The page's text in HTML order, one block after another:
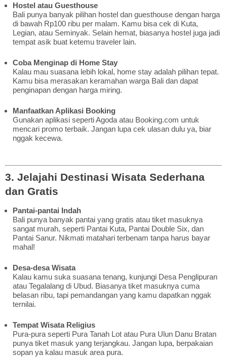
Hostel atau Guesthouse
Bali punya banyak pilihan hostel dan guesthouse dengan harga
di bawah Rp100 ribu per malam. Kamu bisa cek di Kuta,
Legian, atau Seminyak. Selain hemat, biasanya hostel juga jadi
tempat asik buat ketemu traveler lain.
Coba Menginap di Home Stay
Kalau mau suasana lebih lokal, home stay adalah pilihan tepat.
Kamu bisa merasakan keramahan warga Bali dan dapat
penginapan dengan harga miring.
Manfaatkan Aplikasi Booking
Gunakan aplikasi seperti Agoda atau Booking.com untuk
mencari promo terbaik. Jangan lupa cek ulasan dulu ya, biar
nggak kecewa.
3. Jelajahi Destinasi Wisata Sederhana
dan Gratis
Pantai-pantai Indah
Bali punya banyak pantai yang gratis atau tiket masuknya
sangat murah, seperti Pantai Kuta, Pantai Double Six, dan
Pantai Sanur. Nikmati matahari terbenam tanpa harus bayar
mahal!
Desa-desa Wisata
Kalau kamu suka suasana tenang, kunjungi Desa Penglipuran
atau Tegalalang di Ubud. Biasanya tiket masuknya cuma
belasan ribu, tapi pemandangan yang kamu dapatkan nggak
ternilai.
Tempat Wisata Religius
Pura-pura seperti Pura Tanah Lot atau Pura Ulun Danu Bratan
punya tiket masuk yang terjangkau. Jangan lupa, berpakaian
sopan ya kalau masuk area pura.